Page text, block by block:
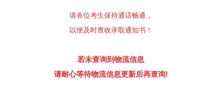
请各位考生保持通话畅通，
以便及时查收录取通知书！
若未查询到物流信息
请耐心等待物流信息更新后再查询!